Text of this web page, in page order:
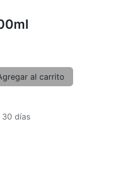
al carrito
30 días